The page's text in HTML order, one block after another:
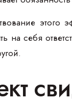
этого
на себя